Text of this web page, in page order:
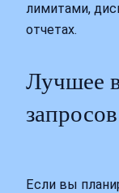
лимитами,
отчетах.
Лучшее
Если вы